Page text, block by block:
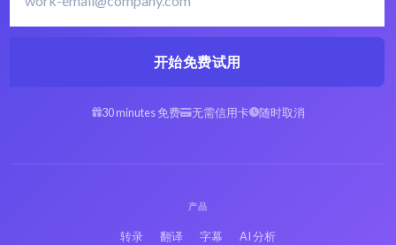
开始免费试用
30 minutes 免费 无需信用卡 随时取消
产品
转录 翻译 字幕 AI 分析